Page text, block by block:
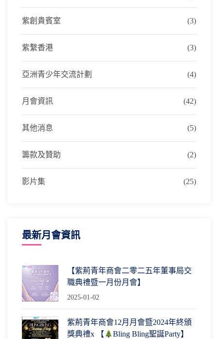
紫創貴賓室 (3)
紫繫香港 (3)
亞洲青少年交流計劃 (4)
月會資訊 (42)
其他消息 (5)
籌款及贊助 (2)
影片集 (25)
最新月會資訊
【紫荊青年商會二零二五年董事局交
職典禮暨一月份月會】
2025-01-02
紫荊青年商會12月月會暨2024年終頒
獎典禮x 【
Bling Bling聖誕Party】